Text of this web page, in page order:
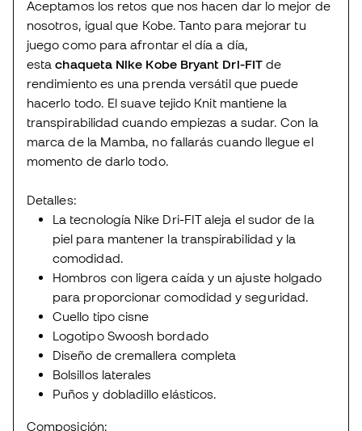
Aceptamos los retos que nos hacen dar lo mejor de
nosotros, igual que Kobe. Tanto para mejorar tu
juego como para afrontar el día a día,
estachaqueta Nike Kobe Bryant Dri-FITde
rendimiento es una prenda versátil que puede
hacerlo todo. El suave tejido Knit mantiene la
transpirabilidad cuando empiezas a sudar. Con la
marca de la Mamba, no fallarás cuando llegue el
momento de darlo todo.
Detalles:
La tecnología Nike Dri-FIT aleja el sudor de la
piel para mantener la transpirabilidad y la
comodidad.
Hombros con ligera caída y un ajuste holgado
para proporcionar comodidad y seguridad.
Cuello tipo cisne
Logotipo Swoosh bordado
Diseño de cremallera completa
Bolsillos laterales
Puños y dobladillo elásticos.
Composición: